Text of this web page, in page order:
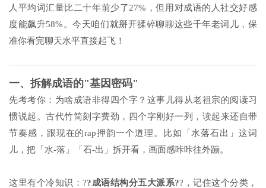
人平均词汇量比二十年前少了27%，但用对成语的人社交好感
度能飙升58%。今天咱们就掰开揉碎聊聊这些千年老词儿，保
准你看完聊天水平直接起飞！
一、拆解成语的"基因密码"
先考考你：为啥成语非得四个字？这事儿得从老祖宗的阅读习
惯说起。古代竹简刻字费劲，四个字刚好一列，读起来还自带
节奏感，跟现在的rap押韵一个道理。比如「水落石出」这词
儿，把「水-落」「石-出」拆开看，画面感咔咔往外蹦。
这里有个冷知识：??成语结构分五大派系??，记住这个分类，